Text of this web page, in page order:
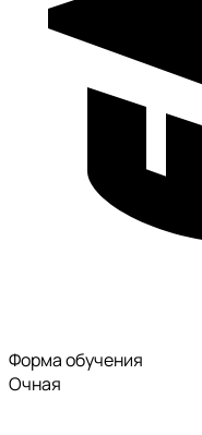
Форма обучения
Очная